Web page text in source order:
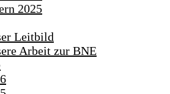
2025
Leitbild
Arbeit zur BNE